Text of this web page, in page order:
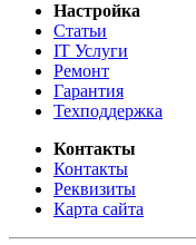
Настройка
Статьи
IT Услуги
Ремонт
Гарантия
Техподдержка
Контакты
Контакты
Реквизиты
Карта сайта